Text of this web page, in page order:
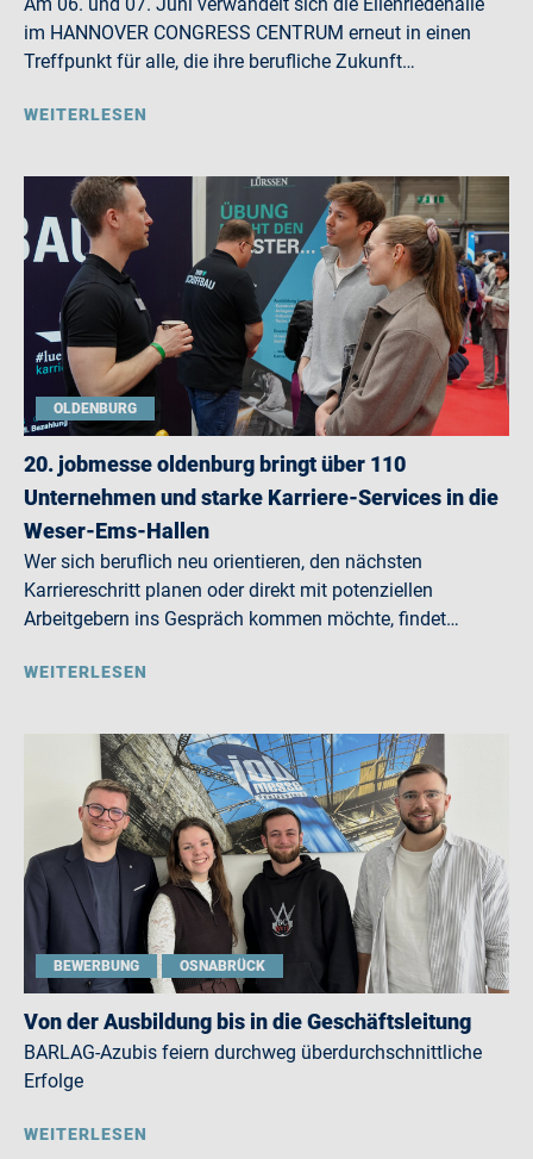
im HANNOVER CONGRESS CENTRUM erneut in einen
Treffpunkt für alle, die ihre berufliche Zukunft…
WEITERLESEN
OLDENBURG
20. jobmesse oldenburg bringt über 110
Unternehmen und starke Karriere-Services in die
Weser-Ems-Hallen
Wer sich beruflich neu orientieren, den nächsten
Karriereschritt planen oder direkt mit potenziellen
Arbeitgebern ins Gespräch kommen möchte, findet…
WEITERLESEN
BEWERBUNG OSNABRÜCK
Von der Ausbildung bis in die Geschäftsleitung
BARLAG-Azubis feiern durchweg überdurchschnittliche
Erfolge
WEITERLESEN